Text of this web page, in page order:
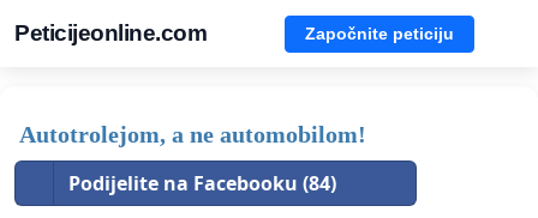
Peticijeonline.com Započnite peticiju
Autotrolejom, a ne automobilom!
Podijelite na Facebooku (84)